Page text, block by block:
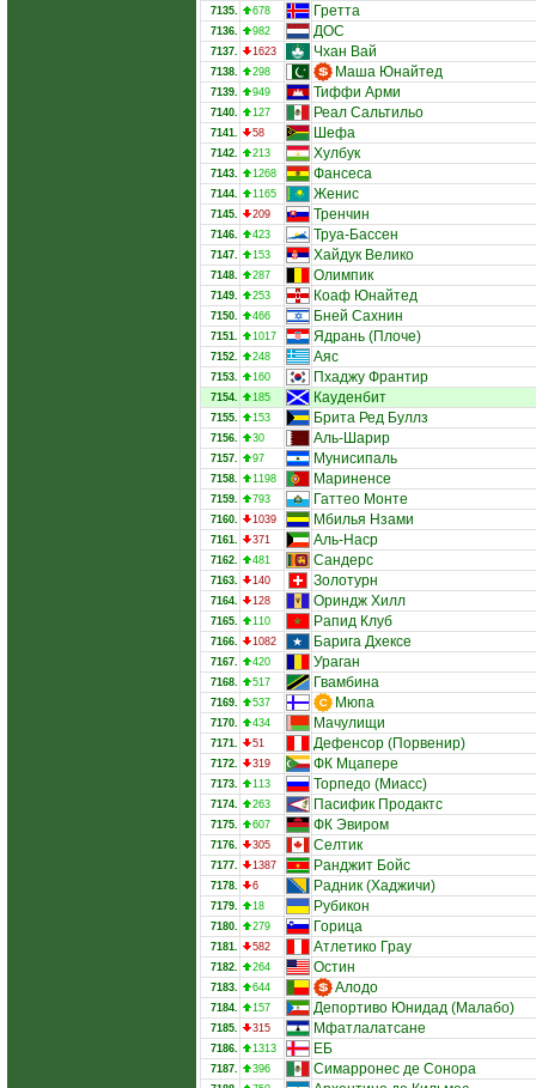
7135. 678 Гретта
7136. 982 ДОС
7137. 1623 Чхан Вай
7138. 298 Маша Юнайтед
7139. 949 Тиффи Арми
7140. 127 Реал Сальтильо
7141. 58 Шефа
7142. 213 Хулбук
7143. 1268 Фансеса
7144. 1165 Женис
7145. 209 Тренчин
7146. 423 Труа-Бассен
7147. 153 Хайдук Велико
7148. 287 Олимпик
7149. 253 Коаф Юнайтед
7150. 466 Бней Сахнин
7151. 1017 Ядрань (Плоче)
7152. 248 Аяс
7153. 160 Пхаджу Франтир
7154. 185 Кауденбит
7155. 153 Брита Ред Буллз
7156. 30 Аль-Шарир
7157. 97 Мунисипаль
7158. 1198 Мариненсе
7159. 793 Гаттео Монте
7160. 1039 Мбилья Нзами
7161. 371 Аль-Наср
7162. 481 Сандерс
7163. 140 Золотурн
7164. 128 Ориндж Хилл
7165. 110 Рапид Клуб
7166. 1082 Барига Дхексе
7167. 420 Ураган
7168. 517 Гвамбина
7169. 537 Мюпа
7170. 434 Мачулищи
7171. 51 Дефенсор (Порвенир)
7172. 319 ФК Мцапере
7173. 113 Торпедо (Миасс)
7174. 263 Пасифик Продактс
7175. 607 ФК Эвиром
7176. 305 Селтик
7177. 1387 Ранджит Бойс
7178. 6 Радник (Хаджичи)
7179. 18 Рубикон
7180. 279 Горица
7181. 582 Атлетико Грау
7182. 264 Остин
7183. 644 Алодо
7184. 157 Депортиво Юнидад (Малабо)
7185. 315 Мфатлалатсане
7186. 1313 ЕБ
7187. 396 Симарронес де Сонора